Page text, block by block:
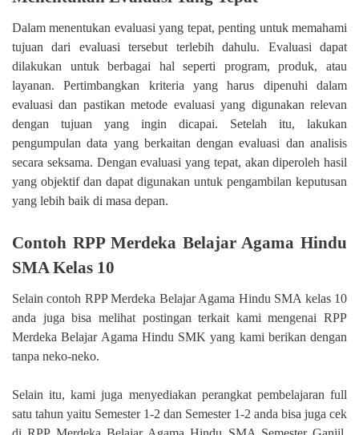
Dalam menentukan evaluasi yang tepat, penting untuk memahami
tujuan dari evaluasi tersebut terlebih dahulu. Evaluasi dapat
dilakukan untuk berbagai hal seperti program, produk, atau
layanan. Pertimbangkan kriteria yang harus dipenuhi dalam
evaluasi dan pastikan metode evaluasi yang digunakan relevan
dengan tujuan yang ingin dicapai. Setelah itu, lakukan
pengumpulan data yang berkaitan dengan evaluasi dan analisis
secara seksama. Dengan evaluasi yang tepat, akan diperoleh hasil
yang objektif dan dapat digunakan untuk pengambilan keputusan
yang lebih baik di masa depan.
Contoh RPP Merdeka Belajar Agama Hindu
SMA Kelas 10
Selain contoh RPP Merdeka Belajar Agama Hindu SMA kelas 10
anda juga bisa melihat postingan terkait kami mengenai RPP
Merdeka Belajar Agama Hindu SMK yang kami berikan dengan
tanpa neko-neko.
Selain itu, kami juga menyediakan perangkat pembelajaran full
satu tahun yaitu Semester 1-2 dan Semester 1-2 anda bisa juga cek